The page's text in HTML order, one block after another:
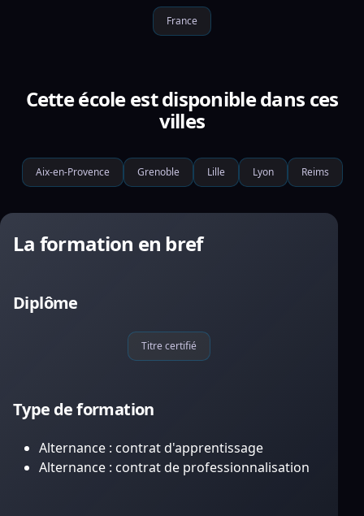
France
Cette école est disponible dans ces
villes
Aix-en-Provence Grenoble Lille Lyon Reims
La formation en bref
Diplôme
Titre certifié
Type de formation
Alternance : contrat d'apprentissage
Alternance : contrat de professionnalisation